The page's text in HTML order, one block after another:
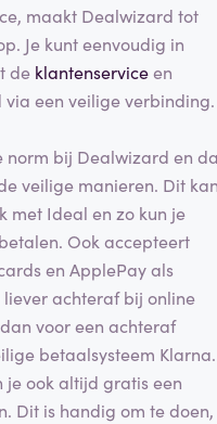
maakt Dealwizard tot
Je kunt eenvoudig in
de klantenserviceen
een veilige verbinding.
norm bij Dealwizard en
veilige manieren. Dit
met Ideal en zo kun je
Ook accepteert
en ApplePay als
achteraf bij online
voor een achteraf
betaalsysteem Klarna.
je ook altijd gratis een
Dit is handig om te doen,